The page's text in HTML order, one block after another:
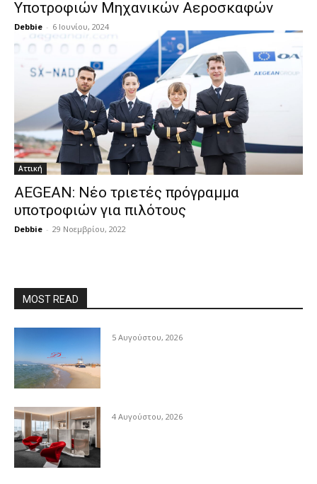
Υποτροφιών Μηχανικών Αεροσκαφών
Debbie - 6 Ιουνίου, 2024
Αττική
AEGEAN: Νέο τριετές πρόγραμμα
υποτροφιών για πιλότους
Debbie - 29 Νοεμβρίου, 2022
MOST READ
5 Αυγούστου, 2026
4 Αυγούστου, 2026